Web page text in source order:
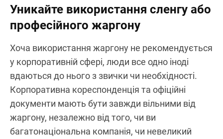
Уникайте використання сленгу або
професійного жаргону
Хоча використання жаргону не рекомендується
у корпоративній сфері, люди все одно іноді
вдаються до нього з звички чи необхідності.
Корпоративна кореспонденція та офіційні
документи мають бути завжди вільними від
жаргону, незалежно від того, чи ви
багатонаціональна компанія, чи невеликий